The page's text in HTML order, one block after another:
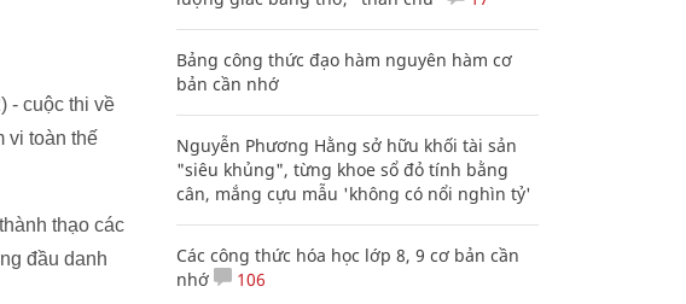
- cuộc thi về
vi toàn thế
thạo các
đầu danh
Bảng công thức đạo hàm nguyên hàm cơ
bản cần nhớ
Nguyễn Phương Hằng sở hữu khối tài sản
"siêu khủng", từng khoe sổ đỏ tính bằng
cân, mắng cựu mẫu 'không có nổi nghìn tỷ'
Các công thức hóa học lớp 8, 9 cơ bản cần
nhớ
106